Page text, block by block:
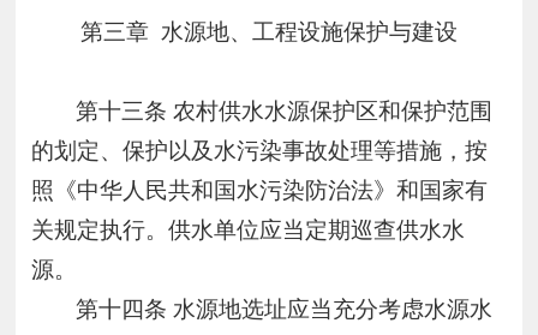
第三章 水源地、工程设施保护与建设
第十三条 农村供水水源保护区和保护范围
的划定、保护以及水污染事故处理等措施，按
照《中华人民共和国水污染防治法》和国家有
关规定执行。供水单位应当定期巡查供水水
源。
第十四条 水源地选址应当充分考虑水源水